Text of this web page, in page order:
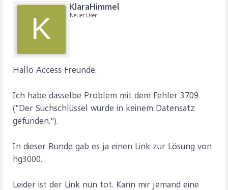
K
KlaraHimmel
Neuer User
Hallo Access Freunde.
Ich habe dasselbe Problem mit dem Fehler 3709
("Der Suchschlüssel wurde in keinem Datensatz
gefunden.").
In dieser Runde gab es ja einen Link zur Lösung von
hg3000.
Leider ist der Link nun tot. Kann mir jemand eine